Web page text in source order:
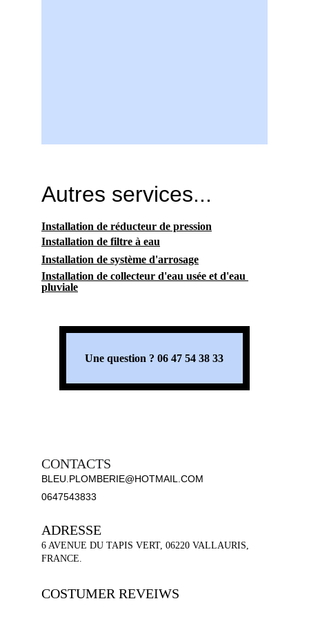
Installation de réducteur de pression
Installation de filtre à eau
Autres services...
Installation de système d'arrosage
Installation de collecteur d'eau usée et d'eau
pluviale
Une question ? 06 47 54 38 33
CONTACTS
BLEU.PLOMBERIE@HOTMAIL.COM
0647543833
ADRESSE
6 AVENUE DU TAPIS VERT, 06220 VALLAURIS,
FRANCE.
COSTUMER REVEIWS